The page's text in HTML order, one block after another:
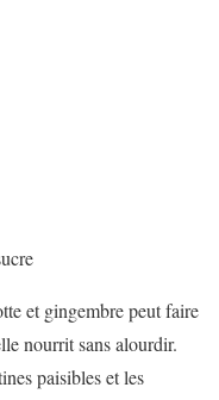
et gingembre peut faire
nourrit sans alourdir.
paisibles et les